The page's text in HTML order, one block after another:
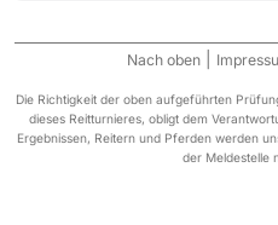
Nach oben
Die Richtigkeit der oben aufgeführten
dieses Reitturnieres, obligt dem
Ergebnissen, Reitern und Pferden werden
der Meldestelle